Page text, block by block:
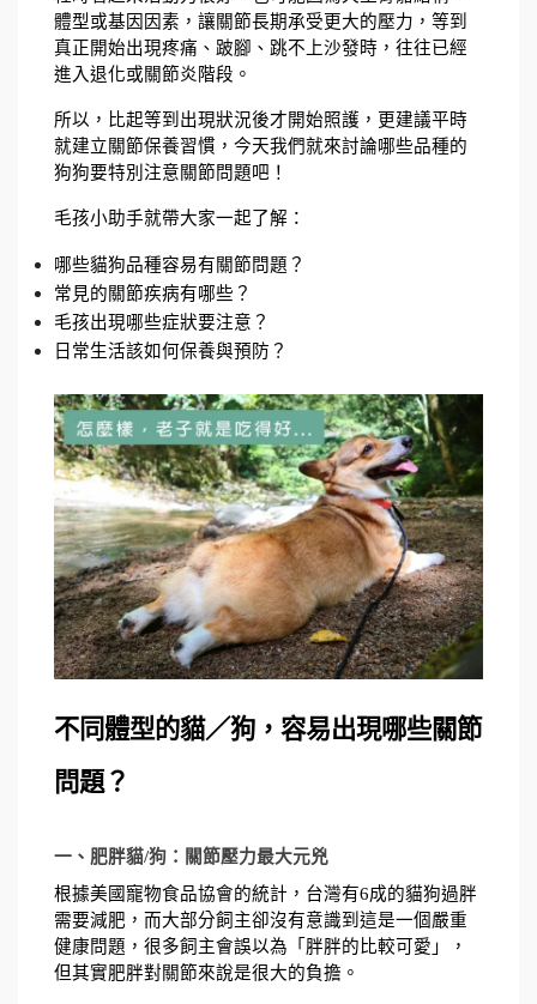
體型或基因因素，讓關節長期承受更大的壓力，等到
真正開始出現疼痛、跛腳、跳不上沙發時，往往已經
進入退化或關節炎階段。
所以，比起等到出現狀況後才開始照護，更建議平時
就建立關節保養習慣，今天我們就來討論哪些品種的
狗狗要特別注意關節問題吧！
毛孩小助手就帶大家一起了解：
哪些貓狗品種容易有關節問題？
常見的關節疾病有哪些？
毛孩出現哪些症狀要注意？
日常生活該如何保養與預防？
不同體型的貓／狗，容易出現哪些關節
問題？
一、肥胖貓/狗：關節壓力最大元兇
根據美國寵物食品協會的統計，台灣有6成的貓狗過胖
需要減肥，而大部分飼主卻沒有意識到這是一個嚴重
健康問題，很多飼主會誤以為「胖胖的比較可愛」，
但其實肥胖對關節來說是很大的負擔。